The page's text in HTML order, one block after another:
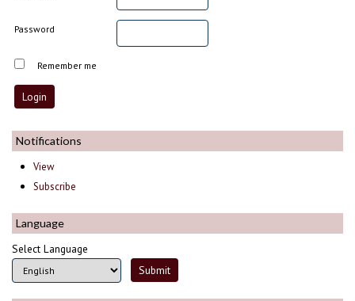
Password
Remember me
Notifications
View
Subscribe
Language
Select Language